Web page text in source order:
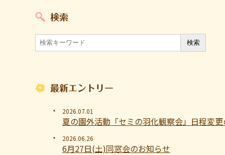
検索
最新エントリー
2026.07.01
夏の園外活動「セミの羽化観察会」日程変
2026.06.26
6月27日(土)同窓会のお知らせ